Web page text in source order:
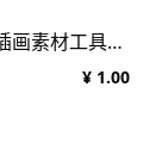
3D立体插画素材工具露营模型
¥ 1.00